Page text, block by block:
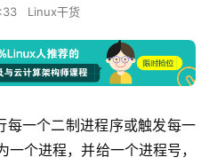
Linux干货
每一个二制进程序或触发每一
个进程，并给一个进程号，